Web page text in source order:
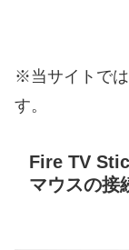
※当サイトで
す。
Fire TV
マウスの接